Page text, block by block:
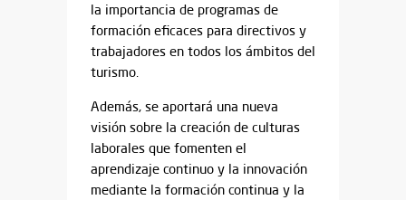
la importancia de programas de
formación eficaces para directivos y
trabajadores en todos los ámbitos del
turismo.
Además, se aportará una nueva
visión sobre la creación de culturas
laborales que fomenten el
aprendizaje continuo y la innovación
mediante la formación continua y la